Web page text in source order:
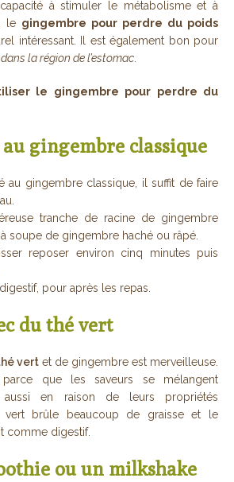
à stimuler le métabolisme et à
le gingembre pour perdre du poids
intéressant. Il est également bon pour
la région de l’estomac
le gingembre pour perdre du
gingembre classique
au gingembre classique, il suffit de faire
tranche de racine de gingembre
soupe de gingembre haché ou râpé.
reposer environ cinq minutes puis
pour après les repas.
du thé vert
vert et de gingembre est merveilleuse.
que les saveurs se mélangent
aussi en raison de leurs propriétés
vert brûle beaucoup de graisse et le
comme digestif.
ou un milkshake